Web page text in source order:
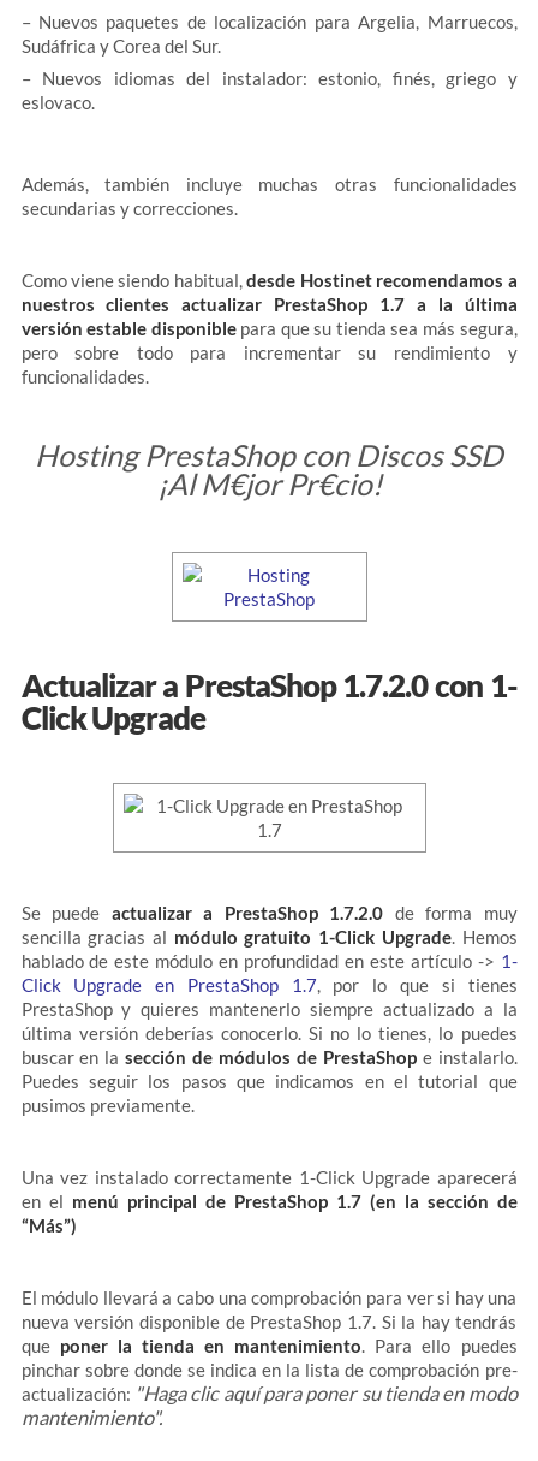
– Nuevos paquetes de localización para Argelia, Marruecos,
Sudáfrica y Corea del Sur.
– Nuevos idiomas del instalador: estonio, finés, griego y
eslovaco.
Además, también incluye muchas otras funcionalidades
secundarias y correcciones.
Como viene siendo habitual,desde Hostinet recomendamos a
nuestros clientes actualizar PrestaShop 1.7 a la última
versión estable disponible para que su tienda sea más segura,
pero sobre todo para incrementar su rendimiento y
funcionalidades.
Hosting PrestaShop con Discos SSD
¡Al M€jor Pr€cio!
Actualizar a PrestaShop 1.7.2.0 con 1-
Click Upgrade
Se puede actualizar a PrestaShop 1.7.2.0 de forma muy
sencilla gracias al módulo gratuito 1-Click Upgrade. Hemos
hablado de este módulo en profundidad en este artículo -> 1-
Click Upgrade en PrestaShop 1.7, por lo que si tienes
PrestaShop y quieres mantenerlo siempre actualizado a la
última versión deberías conocerlo. Si no lo tienes, lo puedes
buscar en lasección de módulos de PrestaShope instalarlo.
Puedes seguir los pasos que indicamos en el tutorial que
pusimos previamente.
Una vez instalado correctamente 1-Click Upgrade aparecerá
en el menú principal de PrestaShop 1.7 (en la sección de
“Más”)
El módulo llevará a cabo una comprobación para ver si hay una
nueva versión disponible de PrestaShop 1.7. Si la hay tendrás
que poner la tienda en mantenimiento . Para ello puedes
pinchar sobre donde se indica en la lista de comprobación pre-
actualización: "Haga clic aquí para poner su tienda en modo
mantenimiento".